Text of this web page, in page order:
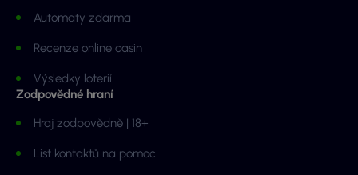
Automaty zdarma
Recenze online casin
Výsledky loterií
Zodpovědné hraní
Hraj zodpovědně | 18+
List kontaktů na pomoc